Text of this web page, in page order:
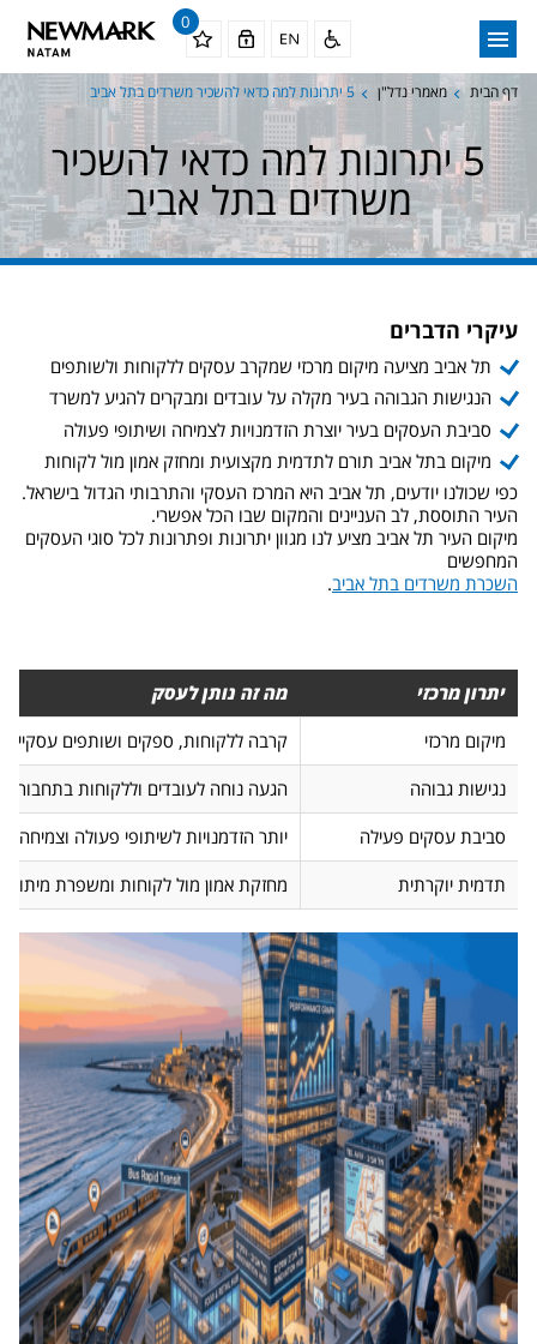
0
דף הבית מאמרי נדל"ן 5 יתרונות למה כדאי להשכיר משרדים בתל אביב
5 יתרונות למה כדאי להשכיר
משרדים בתל אביב
עיקרי הדברים
תל אביב מציעה מיקום מרכזי שמקרב עסקים ללקוחות ולשותפים
הנגישות הגבוהה בעיר מקלה על עובדים ומבקרים להגיע למשרד
סביבת העסקים בעיר יוצרת הזדמנויות לצמיחה ושיתופי פעולה
מיקום בתל אביב תורם לתדמית מקצועית ומחזק אמון מול לקוחות
כפי שכולנו יודעים, תל אביב היא המרכז העסקי והתרבותי הגדול בישראל.
העיר התוססת, לב העניינים והמקום שבו הכל אפשרי.
מיקום העיר תל אביב מציע לנו מגוון יתרונות ופתרונות לכל סוגי העסקים
המחפשים
השכרת משרדים בתל אביב.
יתרון מרכזי
מה זה נותן לעסק
מיקום מרכזי
קרבה ללקוחות, ספקים ושותפים עסקיים
נגישות גבוהה
הגעה נוחה לעובדים וללקוחות בתחבורה
סביבת עסקים פעילה
יותר הזדמנויות לשיתופי פעולה וצמיחה
תדמית יוקרתית
מחזקת אמון מול לקוחות ומשפרת מיתוג